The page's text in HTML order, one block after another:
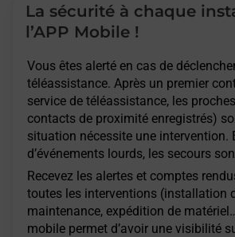
La sécurité à chaque
l’APP Mobile !
Vous êtes alerté en cas de
téléassistance. Après un premier
service de téléassistance, les
contacts de proximité enregistrés)
situation nécessite une intervention.
d’événements lourds, les secours
Recevez les alertes et comptes
toutes les interventions (installation
maintenance, expédition de
mobile permet d’avoir une visibilité